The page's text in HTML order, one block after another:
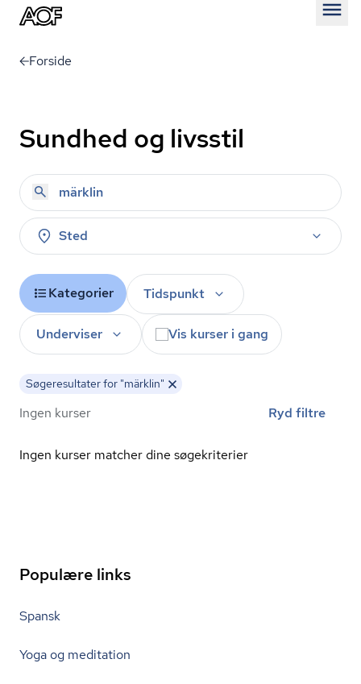
Forside
Sundhed og livsstil
Sted
Kategorier Tidspunkt
Underviser Vis kurser i gang
Søgeresultater for "märklin"
Ingen kurser Ryd filtre
Ingen kurser matcher dine søgekriterier
Populære links
Spansk
Yoga og meditation